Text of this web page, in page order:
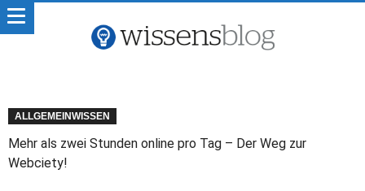
ALLGEMEINWISSEN
Mehr als zwei Stunden online pro Tag – Der Weg zur
Webciety!